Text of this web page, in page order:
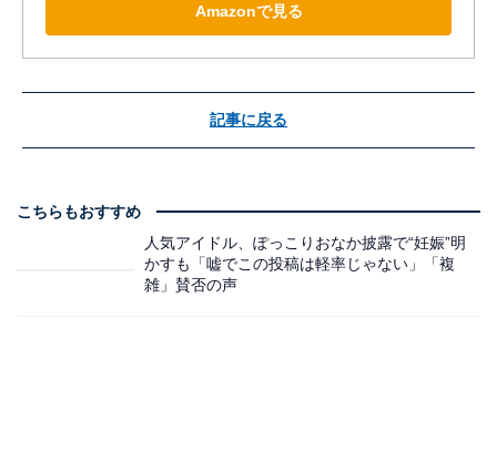
Amazonで見る
記事に戻る
こちらもおすすめ
人気アイドル、ぽっこりおなか披露で“妊娠”明
かすも「嘘でこの投稿は軽率じゃない」「複
雑」賛否の声